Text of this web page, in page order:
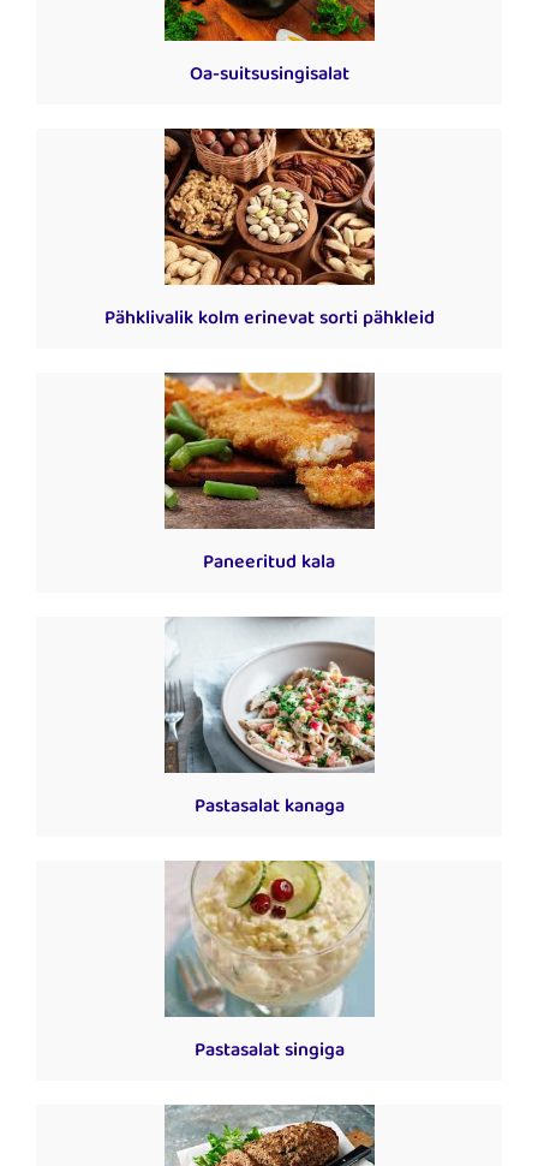
Oa-suitsusingisalat
Pähklivalik kolm erinevat sorti pähkleid
Paneeritud kala
Pastasalat kanaga
Pastasalat singiga